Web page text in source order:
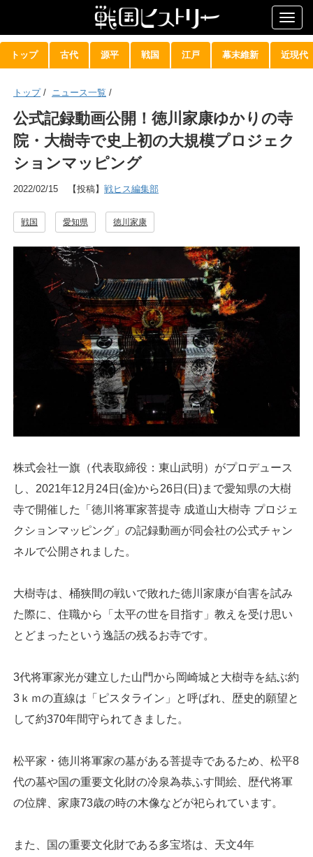
トップ 古代 源平 戦国 江戸 幕末維新 近現代
トップ / ニュース一覧 /
公式記録動画公開！徳川家康ゆかりの寺
院・大樹寺で史上初の大規模プロジェク
ションマッピング
2022/02/15 【投稿】 戦ヒス編集部
戦国 愛知県 徳川家康
株式会社一旗（代表取締役：東山武明）がプロデュース
し、2021年12月24日(金)から26日(日)まで愛知県の大樹
寺で開催した「徳川将軍家菩提寺 成道山大樹寺 プロジェ
クションマッピング」の記録動画が同会社の公式チャン
ネルで公開されました。
大樹寺は、桶狭間の戦いで敗れた徳川家康が自害を試み
た際に、住職から「太平の世を目指す」教えを受け思い
とどまったという逸話の残るお寺です。
3代将軍家光が建立した山門から岡崎城と大樹寺を結ぶ約
3ｋｍの直線は「ピスタライン」と呼ばれ、歴史的願望と
して約370年間守られてきました。
松平家・徳川将軍家の墓がある菩提寺であるため、松平8
代の墓や国の重要文化財の冷泉為恭ふす間絵、歴代将軍
の位牌、家康73歳の時の木像などが祀られています。
また、国の重要文化財である多宝塔は、天文4年